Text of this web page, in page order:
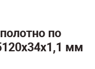
по
мм